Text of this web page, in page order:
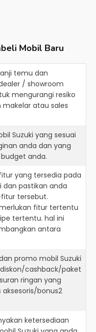
Mobil Baru
temu dan
/ showroom
mengurangi resiko
atau sales
Suzuki yang sesuai
anda dan yang
anda.
yang tersedia pada
dan pastikan anda
tersebut.
fitur tertentu
tertentu. hal ini
antara
promo mobil Suzuki
cashback/paket
ringan yang
bonus2
ketersediaan